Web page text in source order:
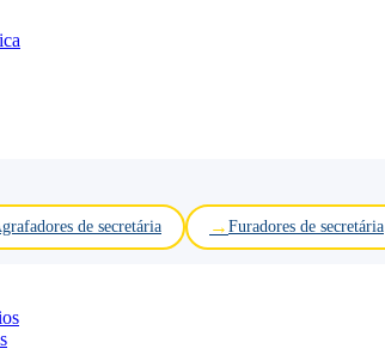
de secretária Furadores de secretária